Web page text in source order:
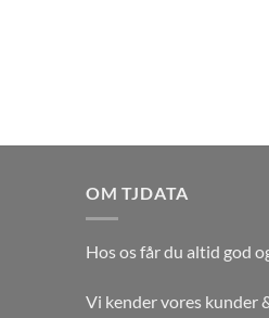
OM TJDATA
Hos os får du altid god
Vi kender vores kunder